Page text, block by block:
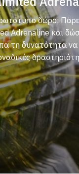
δώρο;
Adrenaline και
τη δυνατότητα να